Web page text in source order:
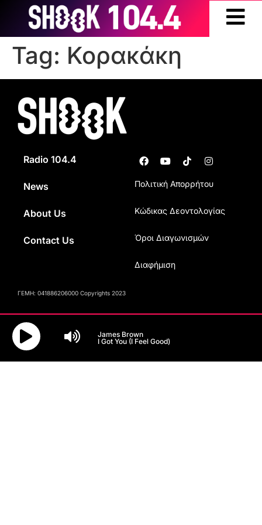
Tag: Κορακάκη
Radio 104.4
News
About Us
Contact Us
Πολιτική Απορρήτου
Κώδικας Δεοντολογίας
Όροι Διαγωνισμών
Διαφήμιση
ΓΕΜΗ: 041886206000 Copyrights 2023
James Brown
I Got You (I Feel Good)